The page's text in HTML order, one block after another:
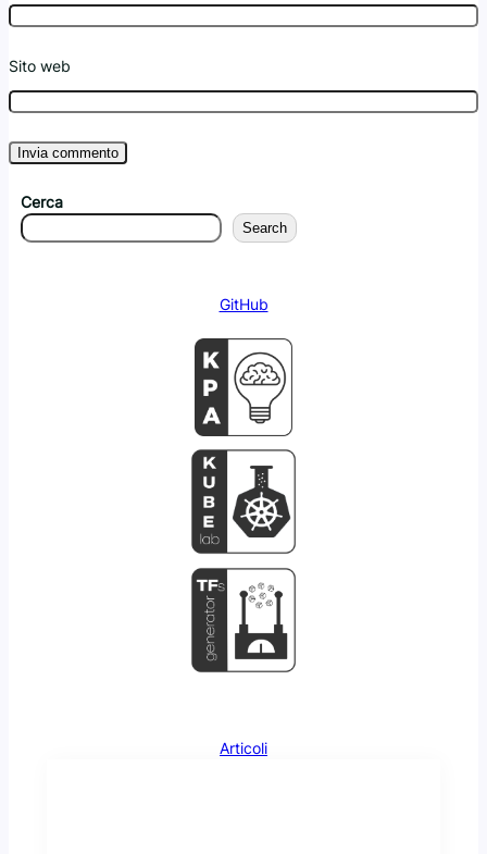
Sito web
Cerca
Search
GitHub
Articoli